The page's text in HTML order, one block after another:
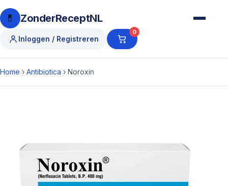
💊 ZonderReceptNL
Inloggen / Registreren
0
Home › Antibiotica › Noroxin